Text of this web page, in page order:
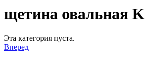
щетина овальная
Эта категория пуста.
Вперед